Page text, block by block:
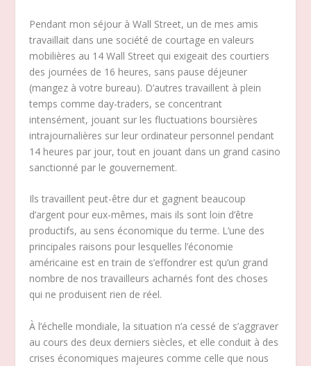
Pendant mon séjour à Wall Street, un de mes amis
travaillait dans une société de courtage en valeurs
mobilières au 14 Wall Street qui exigeait des courtiers
des journées de 16 heures, sans pause déjeuner
(mangez à votre bureau). D’autres travaillent à plein
temps comme day-traders, se concentrant
intensément, jouant sur les fluctuations boursières
intrajournalières sur leur ordinateur personnel pendant
14 heures par jour, tout en jouant dans un grand casino
sanctionné par le gouvernement.
Ils travaillent peut-être dur et gagnent beaucoup
d’argent pour eux-mêmes, mais ils sont loin d’être
productifs, au sens économique du terme. L’une des
principales raisons pour lesquelles l’économie
américaine est en train de s’effondrer est qu’un grand
nombre de nos travailleurs acharnés font des choses
qui ne produisent rien de réel.
À l’échelle mondiale, la situation n’a cessé de s’aggraver
au cours des deux derniers siècles, et elle conduit à des
crises économiques majeures comme celle que nous